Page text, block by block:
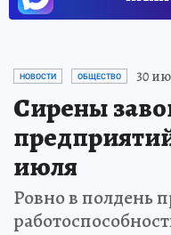
НОВОСТИ ОБЩЕСТВО 30
Сирены
июля
Ровно в полдень